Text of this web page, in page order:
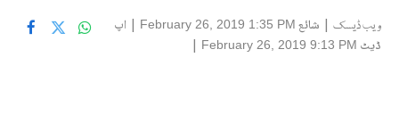
ویب ڈیسک | شائع February 26, 2019 1:35 PM
| اپ
ڈیٹ February 26, 2019 9:13 PM
|